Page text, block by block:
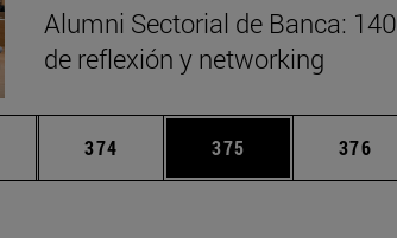
Alumni Sectorial de Banca:
de reflexión y networking
Páginas intermedias Use TAB para
Página
374 Página
375 Página
376